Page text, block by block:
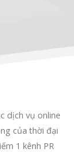
dịch vụ online
của thời đại
1 kênh PR